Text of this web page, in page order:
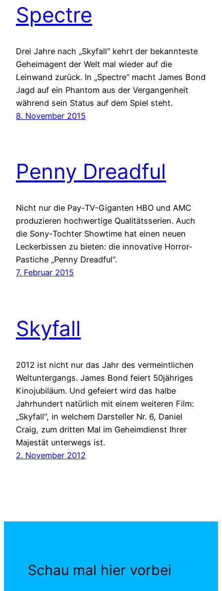
Spectre
Drei Jahre nach „Skyfall“ kehrt der bekannteste
Geheimagent der Welt mal wieder auf die
Leinwand zurück. In „Spectre“ macht James Bond
Jagd auf ein Phantom aus der Vergangenheit
während sein Status auf dem Spiel steht.
8. November 2015
Penny Dreadful
Nicht nur die Pay-TV-Giganten HBO und AMC
produzieren hochwertige Qualitätsserien. Auch
die Sony-Tochter Showtime hat einen neuen
Leckerbissen zu bieten: die innovative Horror-
Pastiche „Penny Dreadful“.
7. Februar 2015
Skyfall
2012 ist nicht nur das Jahr des vermeintlichen
Weltuntergangs. James Bond feiert 50jähriges
Kinojubiläum. Und gefeiert wird das halbe
Jahrhundert natürlich mit einem weiteren Film:
„Skyfall“, in welchem Darsteller Nr. 6, Daniel
Craig, zum dritten Mal im Geheimdienst Ihrer
Majestät unterwegs ist.
2. November 2012
Schau mal hier vorbei